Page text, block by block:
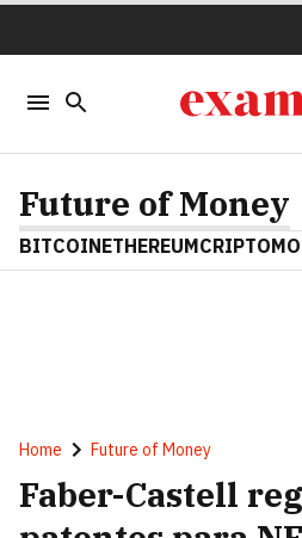
Future of Money
BITCOINETHEREUM
Home Future of Money
Faber-Castell